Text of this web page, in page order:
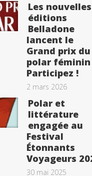
Les nouvelles
éditions
Belladone
lancent le
Grand prix du
polar féminin
Participez !
2 mars 2026
Polar et
littérature
engagée au
Festival
Étonnants
Voyageurs
30 mai 2025